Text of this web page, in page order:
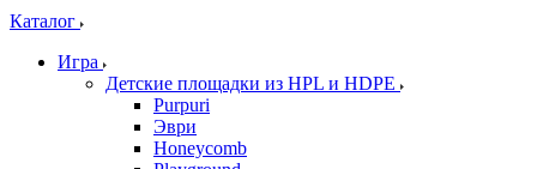
Каталог
Игра
Детские площадки из HPL и HDPE
Purpuri
Эври
Honeycomb